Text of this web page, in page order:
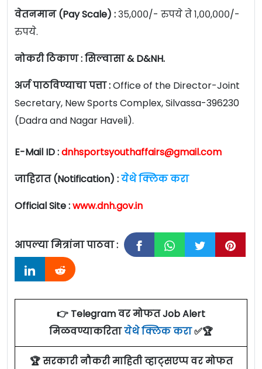
वेतनमान (Pay Scale) :३५,०००/- रुपये ते १,००,०००/-
रुपये.
नोकरी ठिकाण : सिल्वासा & D&NH.
अर्ज पाठविण्याचा पत्ता :Office of the Director-Joint
Secretary, New Sports Complex, Silvassa-396230
(Dadra and Nagar Haveli).
E-Mail ID :dnhsportsyouthaffairs@gmail.com
जाहिरात (Notification) :येथे क्लिक करा
Official Site :www.dnh.gov.in
आपल्या मित्रांना पाठवा :
👉 Telegram वर मोफत Job Alert
मिळवण्याकरितायेथे क्लिक करा✅🏆
🏆 सरकारी नौकरी माहिती व्हाट्सएप्प वर मोफत